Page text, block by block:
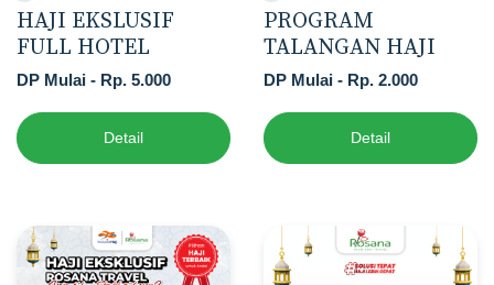
HAJI EKSLUSIF
FULL HOTEL
DP Mulai - Rp. 5.000
Detail
PROGRAM
TALANGAN HAJI
DP Mulai - Rp. 2.000
Detail